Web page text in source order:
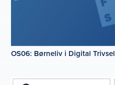
OS06: Børneliv i Digital Trivsel